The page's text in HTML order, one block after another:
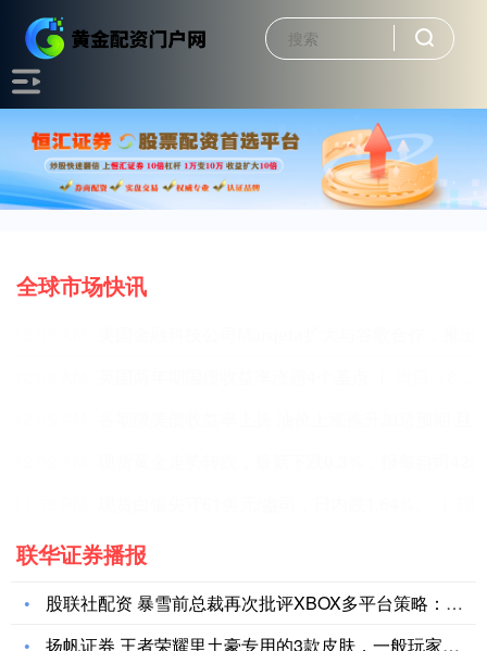
全球市场快讯
联华证券播报
股联社配资 暴雪前总裁再次批评XBOX多平台策略：别再空谈！
扬帆证券 王者荣耀里土豪专用的3款皮肤，一般玩家用不起，成为